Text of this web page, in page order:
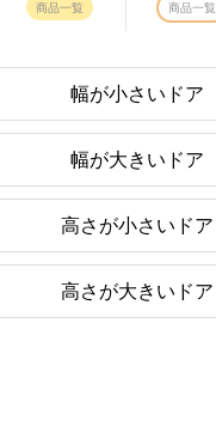
商品一覧 商品一覧
幅が小さいドア
幅が大きいドア
高さが小さいドア
高さが大きいドア